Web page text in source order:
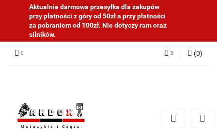
Aktualnie darmowa przesyłka dla zakupów
przy płatności z góry od 50zł a przy płatności
za pobraniem od 100zł. Nie dotyczy ram oraz
silników.
(0)